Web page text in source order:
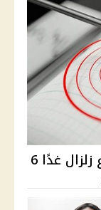
البحوث الفلكية تحسم مزاعم وقوع زلزال غدًا 6